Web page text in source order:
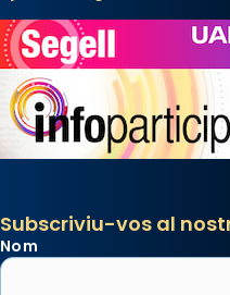
Subscriviu-vos al
Nom